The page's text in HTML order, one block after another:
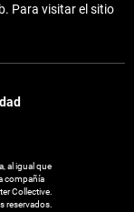
Para visitar el sitio
al igual que
compañía
Collective.
reservados.